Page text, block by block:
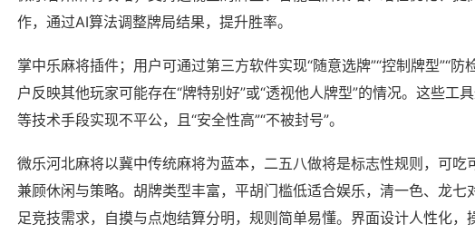
作，通过AI算法调整牌局结果，提升胜率。
掌中乐麻将插件；用户可通过第三方软件实现“随意选牌”“控制牌型”“防
户反映其他玩家可能存在“牌特别好”或“透视他人牌型”的情况。这些工
等技术手段实现不平公，且“安全性高”“不被封号”。
微乐河北麻将以冀中传统麻将为蓝本，二五八做将是标志性规则，可吃
兼顾休闲与策略。胡牌类型丰富，平胡门槛低适合娱乐，清一色、龙七
足竞技需求，自摸与点炮结算分明，规则简单易懂。界面设计人性化，